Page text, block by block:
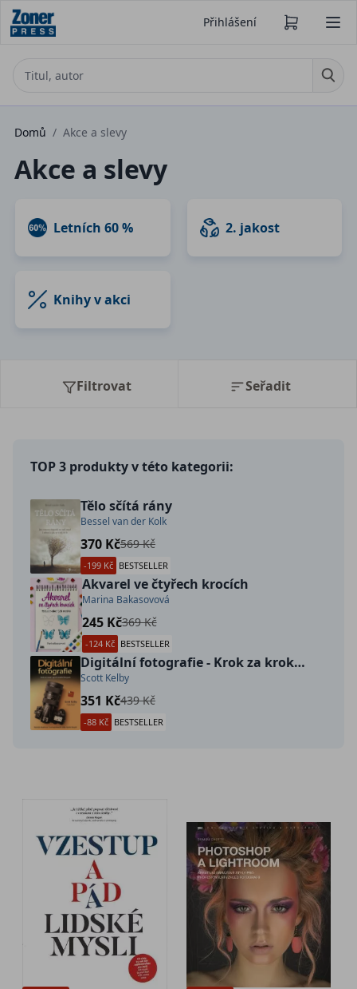
Přihlášení
Domů / Akce a slevy
Akce a slevy
Letních 60 % 2. jakost
Knihy v akci
Filtrovat Seřadit
TOP 3 produkty v této kategorii:
Tělo sčítá rány
Bessel van der Kolk
370 Kč569 Kč
-199 Kč BESTSELLER
Akvarel ve čtyřech krocích
Marina Bakasovová
245 Kč369 Kč
-124 Kč BESTSELLER
Digitální fotografie - Krok za krokem k profesionální fotografii
Scott Kelby
351 Kč439 Kč
-88 Kč BESTSELLER